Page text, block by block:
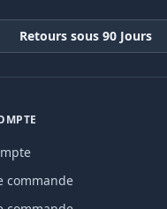
Retours sous 90 Jours
commande